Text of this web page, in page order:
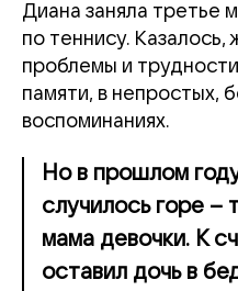
Диана заняла третье
по теннису. Казалось,
проблемы и
памяти, в непростых,
воспоминаниях.
Но в прошлом
случилось горе –
мама девочки. К
оставил дочь в